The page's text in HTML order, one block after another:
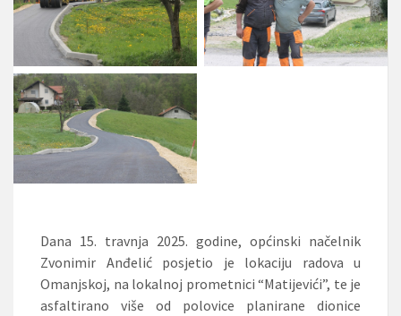
Dana 15. travnja 2025. godine, općinski načelnik
Zvonimir Anđelić posjetio je lokaciju radova u
Omanjskoj, na lokalnoj prometnici “Matijevići”, te je
asfaltirano više od polovice planirane dionice